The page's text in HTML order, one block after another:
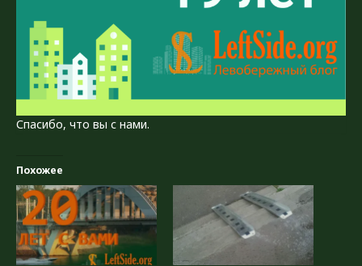
Спасибо, что вы с нами.
Похожее